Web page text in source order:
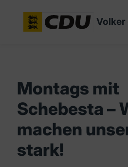
Volker
Montags mit
Schebesta –
machen
stark!